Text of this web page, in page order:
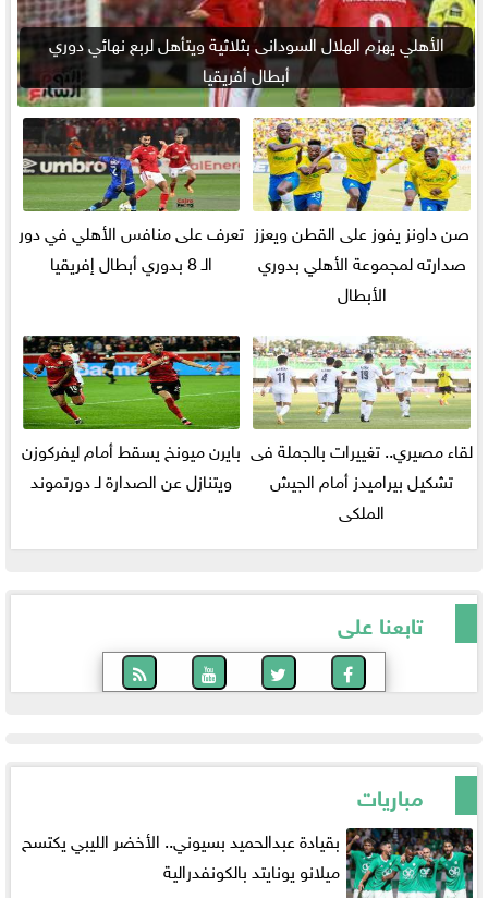
الأهلي يهزم الهلال السودانى بثلاثية ويتأهل لربع نهائي دوري
أبطال أفريقيا
صن داونز يفوز على القطن ويعزز
صدارته لمجموعة الأهلي بدوري
الأبطال
تعرف على منافس الأهلي في دور
الـ 8 بدوري أبطال إفريقيا
لقاء مصيري.. تغييرات بالجملة فى
تشكيل بيراميدز أمام الجيش
الملكى
بايرن ميونخ يسقط أمام ليفركوزن
ويتنازل عن الصدارة لـ دورتموند
تابعنا على
مباريات
بقيادة عبدالحميد بسيوني.. الأخضر الليبي يكتسح
ميلانو يونايتد بالكونفدرالية